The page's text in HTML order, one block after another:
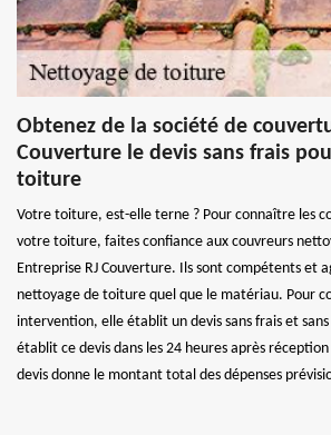
Obtenez de la société de
Couverture le devis sans frais
toiture
Votre toiture, est-elle terne ? Pour connaître les
votre toiture, faites confiance aux couvreurs
Entreprise RJ Couverture. Ils sont compétents et
nettoyage de toiture quel que le matériau. Pour
intervention, elle établit un devis sans frais et
établit ce devis dans les 24 heures après
devis donne le montant total des dépenses